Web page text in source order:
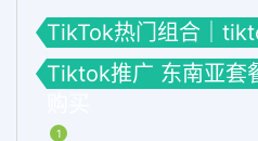
TikTok热门组合｜
Tiktok推广 东南亚套
1